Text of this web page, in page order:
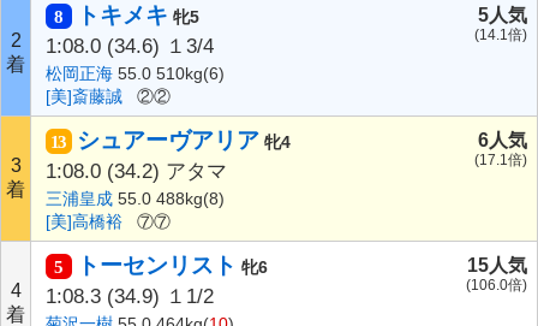
2
着
8 トキメキ 牝5
1:08.0 (34.6) １3/4
松岡正海 55.0 510kg(6)
[美]斎藤誠
②②
5人気
(14.1倍)
3
着
13 シュアーヴアリア 牝4
1:08.0 (34.2) アタマ
三浦皇成 55.0 488kg(8)
[美]高橋裕
⑦⑦
6人気
(17.1倍)
4
着
5 トーセンリスト 牝6
1:08.3 (34.9) １1/2
15人気
(106.0倍)